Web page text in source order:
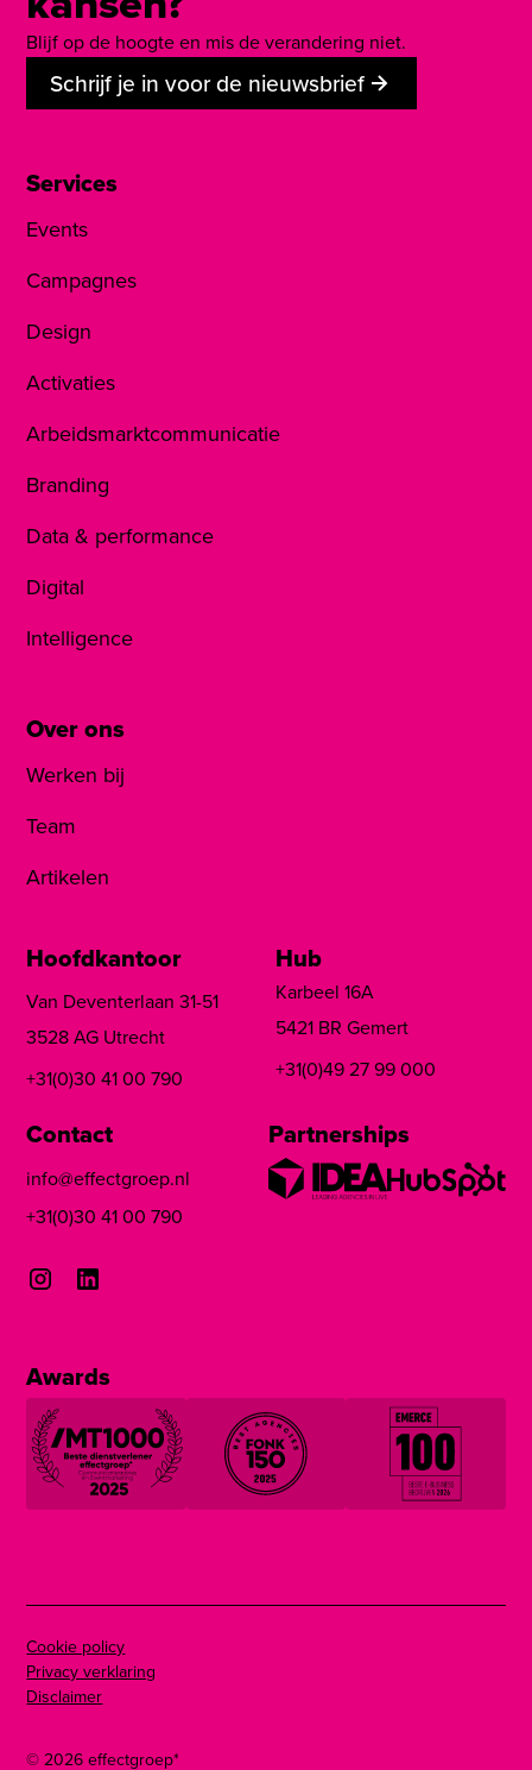
Blijf op de hoogte en mis de verandering niet.
Schrijf je in voor de nieuwsbrief
Services
Events
Campagnes
Design
Activaties
Arbeidsmarktcommunicatie
Branding
Data & performance
Digital
Intelligence
Over ons
Werken bij
Team
Artikelen
Hoofdkantoor
Van Deventerlaan 31-51
3528 AG Utrecht
+31(0)30 41 00 790
Hub
Karbeel 16A
5421 BR Gemert
+31(0)49 27 99 000
Contact
info@effectgroep.nl
+31(0)30 41 00 790
Partnerships
Awards
©2026effectgroep*
Cookie policy
Privacy verklaring
Disclaimer